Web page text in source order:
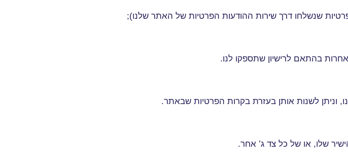
שנשלחו דרך שירות ההודעות הפרטיות של האתר שלנו);
בהתאם לרישיון שתספקו לנו.
לשנות אותן בעזרת בקרות הפרטיות שבאתר.
שלו, או של כל צד ג’ אחר.